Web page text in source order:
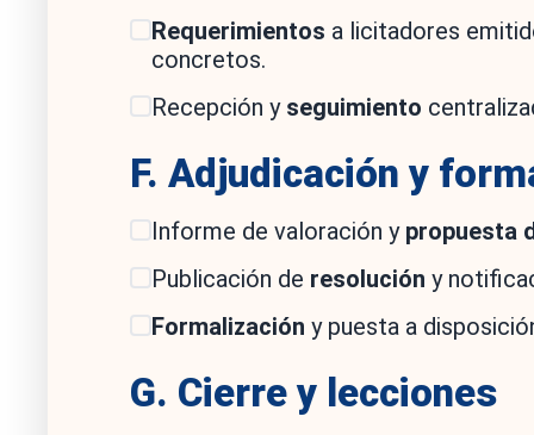
Requerimientos a licitadores
concretos.
Recepción y seguimiento
F. Adjudicación y
Informe de valoración y propuesta
Publicación de resolución y
Formalización y puesta a
G. Cierre y lecciones